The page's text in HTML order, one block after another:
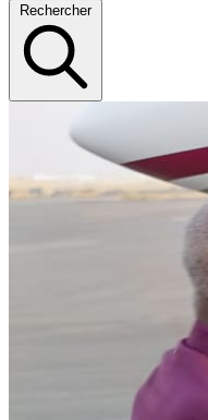
Rechercher